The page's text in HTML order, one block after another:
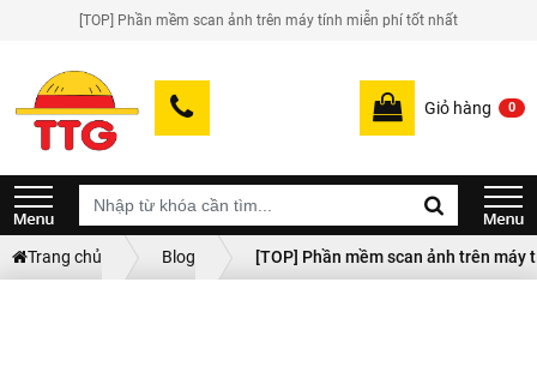
[TOP] Phần mềm scan ảnh trên máy tính miễn phí tốt nhất
Giỏ hàng 0
Trang chủ Blog [TOP] Phần mềm scan ảnh trên